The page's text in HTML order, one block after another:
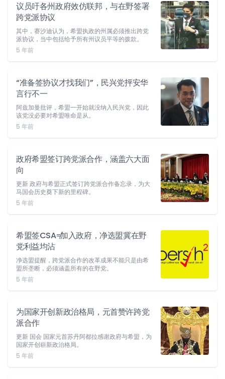
议员吁各州政府效仿联邦，与在野签署
跨党派协议
其中，赛沙迪认为，希盟执政的州属必须推出跨党
派协议，当中包括给予所有州议员平等的拨款。
5 年前
“准备签协议才找我们”，民兴党抨安华
言行不一
阿兹加曼批评，希盟一开始就没纳入民兴党，因此
该党没必要对希盟唯命是从。
5 年前
政府希盟签订跨党派合作，涵盖六大面
向
更新 政府与希盟正式签订跨党派合作备忘录，为大
马国会历史奠下新的里程碑。
5 年前
希盟签CSA≠加入政府，净选盟冀在野
党利益均沾
净选盟提醒，跨党派合作的改革成果不能只是由希
盟所垄断，必须涵盖所有的在野党。
5 年前
为国家开创新政治格局，元首赞许跨党
派合作
更新 国会 国家元首苏丹阿都拉感谢政府与希盟，为
国家开创崭新政治格局。
5 年前